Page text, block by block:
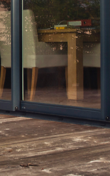
pour vous
sans minimum
chantier et